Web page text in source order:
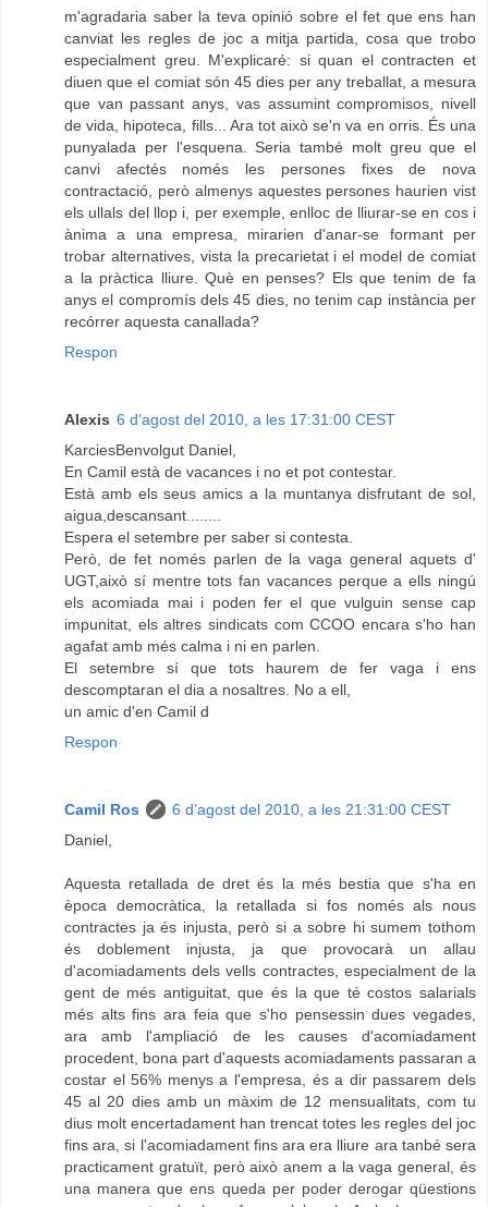
m'agradaria saber la teva opinió sobre el fet que ens han
canviat les regles de joc a mitja partida, cosa que trobo
especialment greu. M'explicaré: si quan el contracten et
diuen que el comiat són 45 dies per any treballat, a mesura
que van passant anys, vas assumint compromisos, nivell
de vida, hipoteca, fills... Ara tot això se'n va en orris. És una
punyalada per l'esquena. Seria també molt greu que el
canvi afectés només les persones fixes de nova
contractació, però almenys aquestes persones haurien vist
els ullals del llop i, per exemple, enlloc de lliurar-se en cos i
ànima a una empresa, mirarien d'anar-se formant per
trobar alternatives, vista la precarietat i el model de comiat
a la pràctica lliure. Què en penses? Els que tenim de fa
anys el compromís dels 45 dies, no tenim cap instància per
recórrer aquesta canallada?
Respon
Alexis 6 d’agost del 2010, a les 17:31:00 CEST
KarciesBenvolgut Daniel,
En Camil està de vacances i no et pot contestar.
Està amb els seus amics a la muntanya disfrutant de sol,
aigua,descansant........
Espera el setembre per saber si contesta.
Però, de fet només parlen de la vaga general aquets d'
UGT,això sí mentre tots fan vacances perque a ells ningú
els acomiada mai i poden fer el que vulguin sense cap
impunitat, els altres sindicats com CCOO encara s'ho han
agafat amb més calma i ni en parlen.
El setembre sí que tots haurem de fer vaga i ens
descomptaran el dia a nosaltres. No a ell,
un amic d'en Camil d
Respon
Camil Ros
6 d’agost del 2010, a les 21:31:00 CEST
Daniel,
Aquesta retallada de dret és la més bestia que s'ha en
època democràtica, la retallada si fos només als nous
contractes ja és injusta, però si a sobre hi sumem tothom
és doblement injusta, ja que provocarà un allau
d'acomiadaments dels vells contractes, especialment de la
gent de més antiguitat, que és la que té costos salarials
més alts fins ara feia que s'ho pensessin dues vegades,
ara amb l'ampliació de les causes d'acomiadament
procedent, bona part d'aquests acomiadaments passaran a
costar el 56% menys a l'empresa, és a dir passarem dels
45 al 20 dies amb un màxim de 12 mensualitats, com tu
dius molt encertadament han trencat totes les regles del joc
fins ara, si l'acomiadament fins ara era lliure ara tanbé sera
practicament gratuït, però això anem a la vaga general, és
una manera que ens queda per poder derogar qüestions